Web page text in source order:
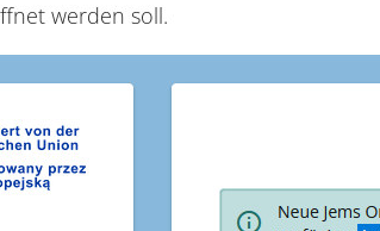
werden soll.